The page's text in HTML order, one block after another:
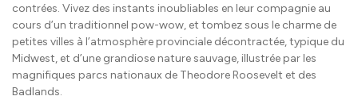
contrées. Vivez des instants inoubliables en leur compagnie au
cours d’un traditionnel pow-wow, et tombez sous le charme de
petites villes à l’atmosphère provinciale décontractée, typique du
Midwest, et d’une grandiose nature sauvage, illustrée par les
magnifiques parcs nationaux de Theodore Roosevelt et des
Badlands.